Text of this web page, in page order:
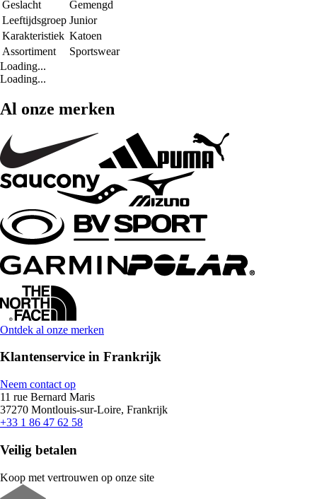
Geslacht
Gemengd
Leeftijdsgroep Junior
Karakteristiek Katoen
Assortiment
Sportswear
Loading...
Loading...
Al onze merken
Ontdek al onze merken
Klantenservice in Frankrijk
Neem contact op
11 rue Bernard Maris
37270 Montlouis-sur-Loire, Frankrijk
+33 1 86 47 62 58
Veilig betalen
Koop met vertrouwen op onze site